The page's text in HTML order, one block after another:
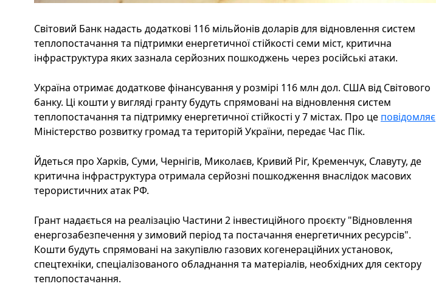
Світовий Банк надасть додаткові 116 мільйонів доларів для відновлення систем
теплопостачання та підтримки енергетичної стійкості семи міст, критична
інфраструктура яких зазнала серйозних пошкоджень через російські атаки.
Україна отримає додаткове фінансування у розмірі 116 млн дол. США від Світового
банку. Ці кошти у вигляді гранту будуть спрямовані на відновлення систем
теплопостачання та підтримку енергетичної стійкості у 7 містах. Про це повідомляє
Міністерство розвитку громад та територій України, передає Час Пік.
Йдеться про Харків, Суми, Чернігів, Миколаєв, Кривий Ріг, Кременчук, Славуту, де
критична інфраструктура отримала серйозні пошкодження внаслідок масових
терористичних атак РФ.
Грант надається на реалізацію Частини 2 інвестиційного проєкту "Відновлення
енергозабезпечення у зимовий період та постачання енергетичних ресурсів".
Кошти будуть спрямовані на закупівлю газових когенераційних установок,
спецтехніки, спеціалізованого обладнання та матеріалів, необхідних для сектору
теплопостачання.